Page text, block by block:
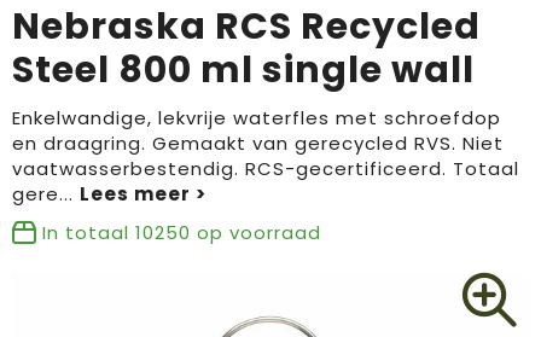
Wellness & verzorging
Tassen & reizen
Huis, tuin & keuken
Prijs & impact
Boska
Brandflavours
Camelbak
Nebraska RCS Recycled
Steel 800 ml single wall
Enkelwandige, lekvrije waterfles met schroefdop
en draagring. Gemaakt van gerecycled RVS. Niet
vaatwasserbestendig. RCS-gecertificeerd. Totaal
gere...
In totaal 10250 op voorraad